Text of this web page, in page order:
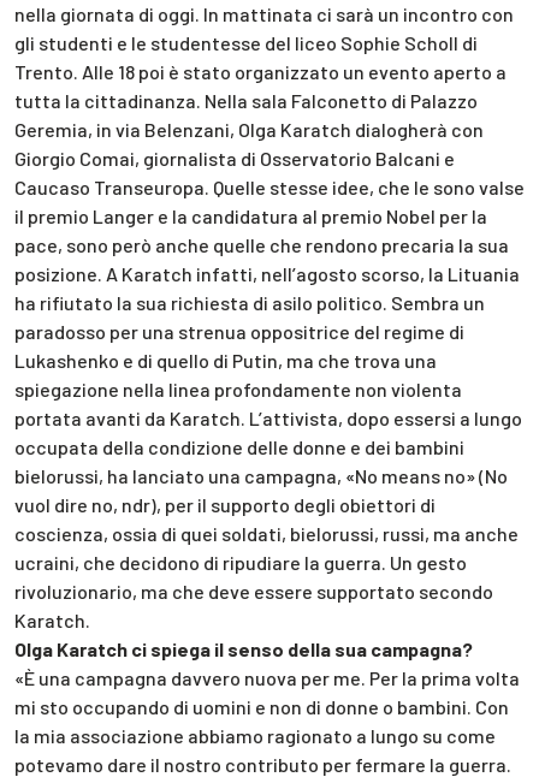
nella giornata di oggi. In mattinata ci sarà un incontro con
gli studenti e le studentesse del liceo Sophie Scholl di
Trento. Alle 18 poi è stato organizzato un evento aperto a
tutta la cittadinanza. Nella sala Falconetto di Palazzo
Geremia, in via Belenzani, Olga Karatch dialogherà con
Giorgio Comai, giornalista di Osservatorio Balcani e
Caucaso Transeuropa. Quelle stesse idee, che le sono valse
il premio Langer e la candidatura al premio Nobel per la
pace, sono però anche quelle che rendono precaria la sua
posizione. A Karatch infatti, nell’agosto scorso, la Lituania
ha rifiutato la sua richiesta di asilo politico. Sembra un
paradosso per una strenua oppositrice del regime di
Lukashenko e di quello di Putin, ma che trova una
spiegazione nella linea profondamente non violenta
portata avanti da Karatch. L’attivista, dopo essersi a lungo
occupata della condizione delle donne e dei bambini
bielorussi, ha lanciato una campagna, «No means no» (No
vuol dire no, ndr), per il supporto degli obiettori di
coscienza, ossia di quei soldati, bielorussi, russi, ma anche
ucraini, che decidono di ripudiare la guerra. Un gesto
rivoluzionario, ma che deve essere supportato secondo
Karatch.
Olga Karatch ci spiega il senso della sua campagna?
«È una campagna davvero nuova per me. Per la prima volta
mi sto occupando di uomini e non di donne o bambini. Con
la mia associazione abbiamo ragionato a lungo su come
potevamo dare il nostro contributo per fermare la guerra.